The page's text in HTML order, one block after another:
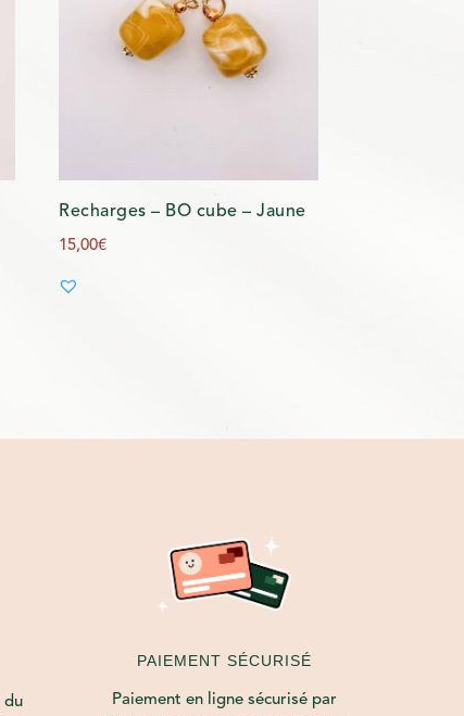
Recharges – BO cube – Jaune
15,00€
du
PAIEMENT SÉCURISÉ
Paiement en ligne sécurisé par